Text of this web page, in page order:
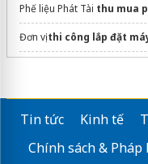
Phế liệu Phát Tài thu mua
Đơn vịthi công lắp đặt
Dịch Vụhttps://
Muađiều hòa cây
Tin tức Kinh tế
Chính sách & Pháp